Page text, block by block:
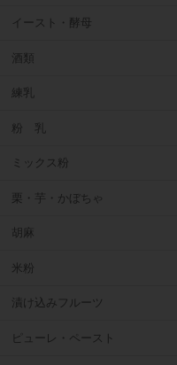
イースト・酵母
酒類
練乳
粉 乳
ミックス粉
栗・芋・かぼちゃ
胡麻
米粉
漬け込みフルーツ
ピューレ・ペースト